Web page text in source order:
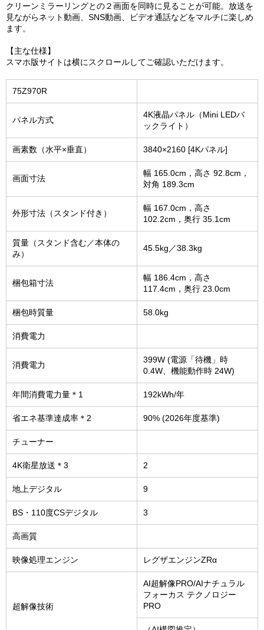
クリーンミラーリングとの２画面を同時に見ることが可能。放送を
見ながらネット動画、SNS動画、ビデオ通話などをマルチに楽しめ
ます。
【主な仕様】
スマホ版サイトは横にスクロールしてご確認いただけます。
75Z970R
パネル方式
4K液晶パネル（Mini LEDバ
ックライト）
画素数（水平×垂直） 3840×2160 [4Kパネル]
画面寸法
幅 165.0cm，高さ 92.8cm，
対角 189.3cm
外形寸法（スタンド付き）
幅 167.0cm，高さ
102.2cm，奥行 35.1cm
質量（スタンド含む／本体の
み）
45.5kg／38.3kg
梱包箱寸法
幅 186.4cm，高さ
117.4cm，奥行 23.0cm
梱包時質量 58.0kg
消費電力
消費電力
399W (電源「待機」時
0.4W、機能動作時 24W)
年間消費電力量＊1 192kWh/年
省エネ基準達成率＊2 90% (2026年度基準)
チューナー
4K衛星放送＊3 2
地上デジタル 9
BS・110度CSデジタル 3
高画質
映像処理エンジン レグザエンジンZRα
超解像技術
AI超解像PRO/AIナチュラル
フォーカス テクノロジー
PRO